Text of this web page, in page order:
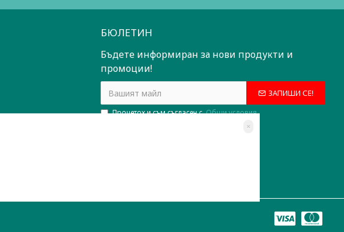
БЮЛЕТИН
Бъдете информиран за нови продукти и
промоции!
ЗАПИШИ СЕ!
Прочетох и съм съгласен сОбщи условия
×